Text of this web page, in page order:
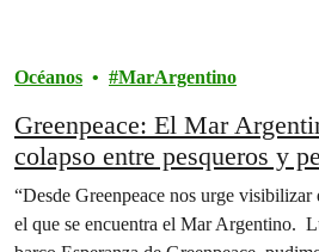
Océanos MarArgentino
Greenpeace: El Mar
colapso entre pesqueros y
“Desde Greenpeace nos urge visibilizar
el que se encuentra el Mar Argentino.